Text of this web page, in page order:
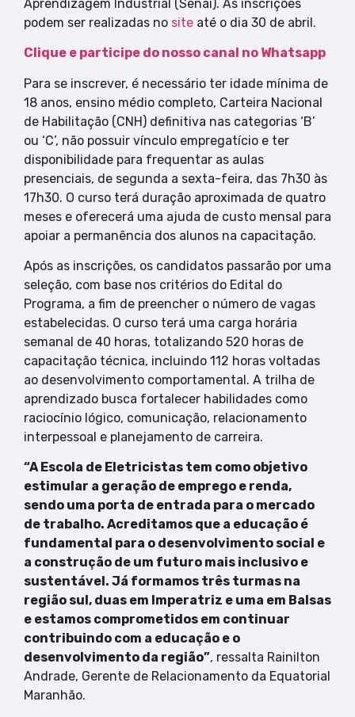
Aprendizagem Industrial (Senai). As inscrições
podem ser realizadas no site até o dia 30 de abril.
Clique e participe do nosso canal no Whatsapp
Para se inscrever, é necessário ter idade mínima de
18 anos, ensino médio completo, Carteira Nacional
de Habilitação (CNH) definitiva nas categorias ‘B’
ou ‘C’, não possuir vínculo empregatício e ter
disponibilidade para frequentar as aulas
presenciais, de segunda a sexta-feira, das 7h30 às
17h30. O curso terá duração aproximada de quatro
meses e oferecerá uma ajuda de custo mensal para
apoiar a permanência dos alunos na capacitação.
Após as inscrições, os candidatos passarão por uma
seleção, com base nos critérios do Edital do
Programa, a fim de preencher o número de vagas
estabelecidas. O curso terá uma carga horária
semanal de 40 horas, totalizando 520 horas de
capacitação técnica, incluindo 112 horas voltadas
ao desenvolvimento comportamental. A trilha de
aprendizado busca fortalecer habilidades como
raciocínio lógico, comunicação, relacionamento
interpessoal e planejamento de carreira.
“A Escola de Eletricistas tem como objetivo
estimular a geração de emprego e renda,
sendo uma porta de entrada para o mercado
de trabalho. Acreditamos que a educação é
fundamental para o desenvolvimento social e
a construção de um futuro mais inclusivo e
sustentável. Já formamos três turmas na
região sul, duas em Imperatriz e uma em Balsas
e estamos comprometidos em continuar
contribuindo com a educação e o
desenvolvimento da região”, ressalta Rainilton
Andrade, Gerente de Relacionamento da Equatorial
Maranhão.